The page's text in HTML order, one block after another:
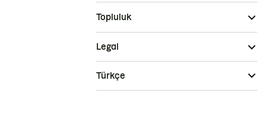
Topluluk
Legal
Türkçe